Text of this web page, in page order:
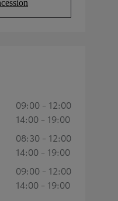
new tab)
09:00 - 12:00
14:00 - 19:00
08:30 - 12:00
14:00 - 19:00
09:00 - 12:00
14:00 - 19:00